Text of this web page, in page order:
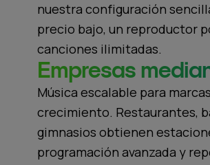
nuestra configuración
precio bajo, un reproductor
canciones ilimitadas.
Empresas
Música escalable para
crecimiento. Restaurantes,
gimnasios obtienen
programación avanzada y